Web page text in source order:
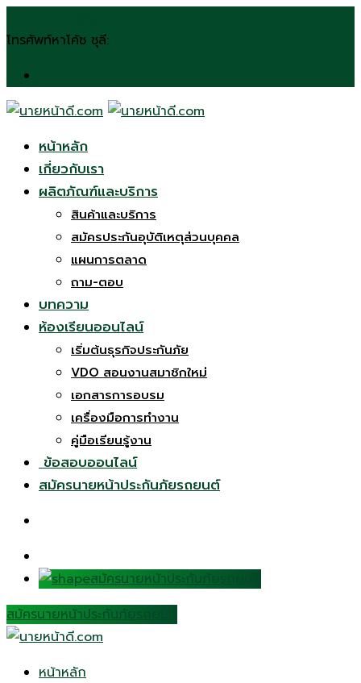
to
โทรศัพท์หาโค้ช ชุลี:
หน้าหลัก
เกี่ยวกับเรา
ผลิตภัณฑ์และบริการ
สินค้าและบริการ
สมัครประกันอุบัติเหตุส่วนบุคคล
แผนการตลาด
ถาม-ตอบ
บทความ
ห้องเรียนออนไลน์
เริ่มต้นธุรกิจประกันภัย
VDO สอนงานสมาชิกใหม่
เอกสารการอบรม
เครื่องมือการทำงาน
คู่มือเรียนรู้งาน
ข้อสอบออนไลน์
สมัครนายหน้าประกันภัยรถยนต์
สมัครนายหน้าประกันภัยรถยนต์
สมัครนายหน้าประกันภัยรถยนต์
หน้าหลัก